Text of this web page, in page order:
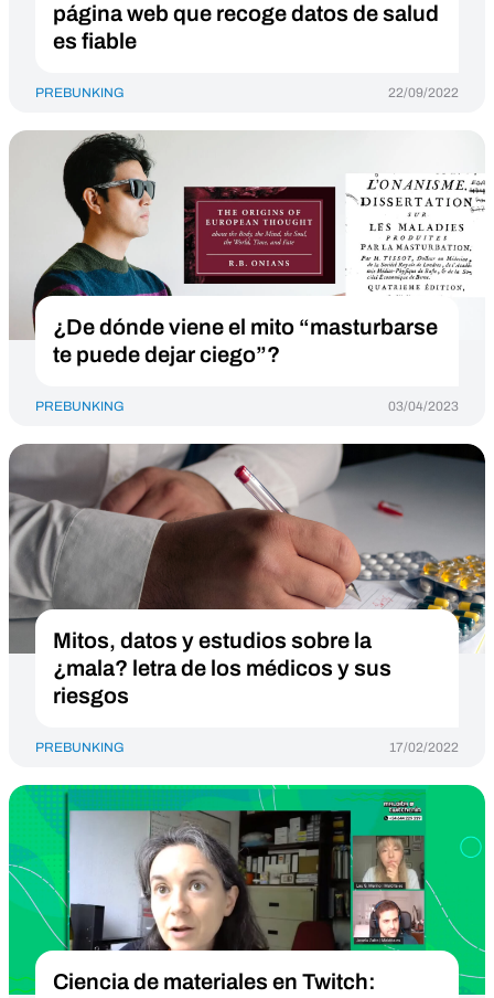
página web que recoge datos de salud
es fiable
PREBUNKING 22/09/2022
¿De dónde viene el mito “masturbarse
te puede dejar ciego”?
PREBUNKING 03/04/2023
Mitos, datos y estudios sobre la
¿mala? letra de los médicos y sus
riesgos
PREBUNKING 17/02/2022
Ciencia de materiales en Twitch: